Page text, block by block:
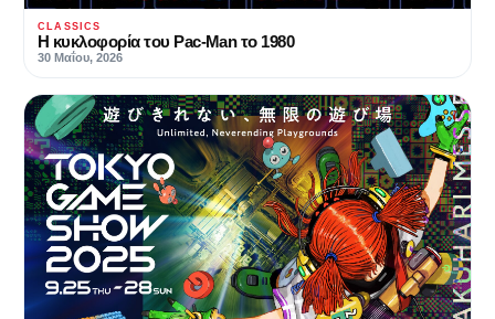
CLASSICS
Η κυκλοφορία του Pac-Man το 1980
30 Μαΐου, 2026